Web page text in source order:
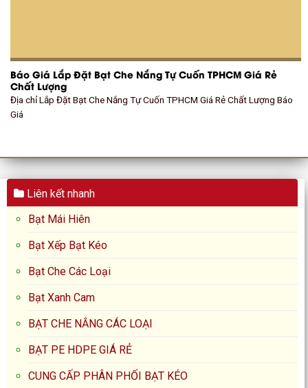
Báo Giá Lắp Đặt Bạt Che Nắng Tự Cuốn TPHCM Giá Rẻ
Chất Lượng
Địa chỉ Lắp Đặt Bạt Che Nắng Tự Cuốn TPHCM Giá Rẻ Chất Lượng Báo
Giá
Liên kết nhanh
Bạt Mái Hiên
Bạt Xếp Bạt Kéo
Bạt Che Các Loại
Bạt Xanh Cam
BẠT CHE NẮNG CÁC LOẠI
BẠT PE HDPE GIÁ RẺ
CUNG CẤP PHÂN PHỐI BẠT KÉO